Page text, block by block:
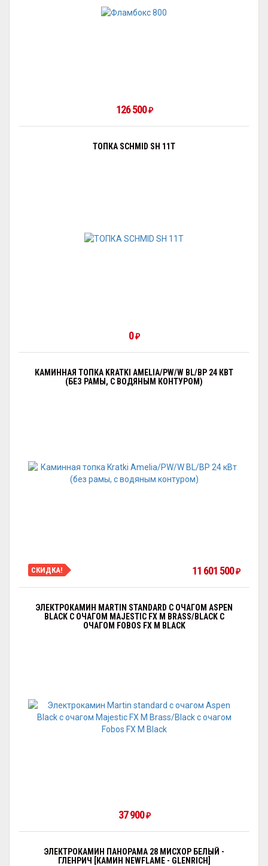
126 500₽
ТОПКА SCHMID SH 11T
0₽
КАМИННАЯ ТОПКА KRATKI AMELIA/PW/W BL/BP 24 КВТ
(БЕЗ РАМЫ, С ВОДЯНЫМ КОНТУРОМ)
СКИДКА! 11 601 500₽
ЭЛЕКТРОКАМИН MARTIN STANDARD С ОЧАГОМ АSPEN
BLACK С ОЧАГОМ MAJESTIC FX M BRASS/BLACK С
ОЧАГОМ FOBOS FX M BLACK
37 900₽
ЭЛЕКТРОКАМИН ПАНОРАМА 28 МИСХОР БЕЛЫЙ -
ГЛЕНРИЧ [КАМИН NEWFLAME - GLENRICH]